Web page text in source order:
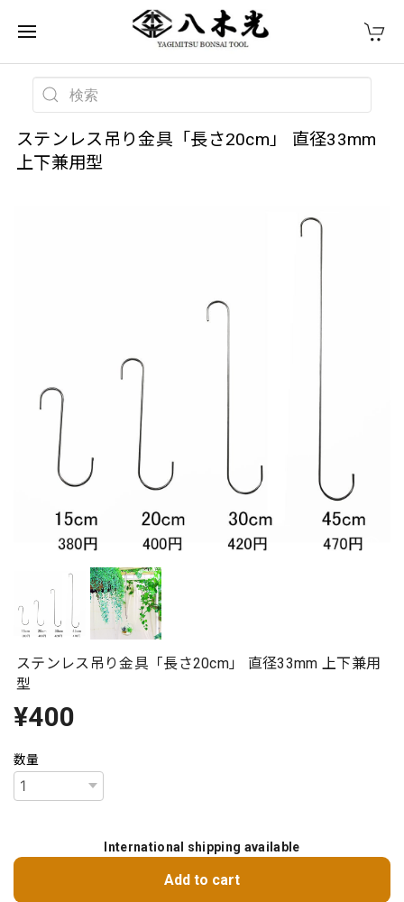
ステンレス吊り金具「長さ20cm」 直径33mm
上下兼用型
ステンレス吊り金具「長さ20cm」 直径33mm 上下兼用
型
¥400
数量
International shipping available
Add to cart